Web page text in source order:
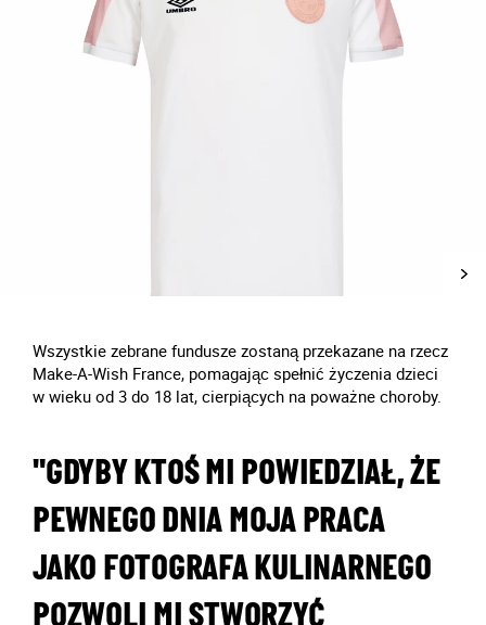
Wszystkie zebrane fundusze zostaną przekazane na rzecz
Make-A-Wish France, pomagając spełnić życzenia dzieci
w wieku od 3 do 18 lat, cierpiących na poważne choroby.
"GDYBY KTOŚ MI POWIEDZIAŁ, ŻE
PEWNEGO DNIA MOJA PRACA
JAKO FOTOGRAFA KULINARNEGO